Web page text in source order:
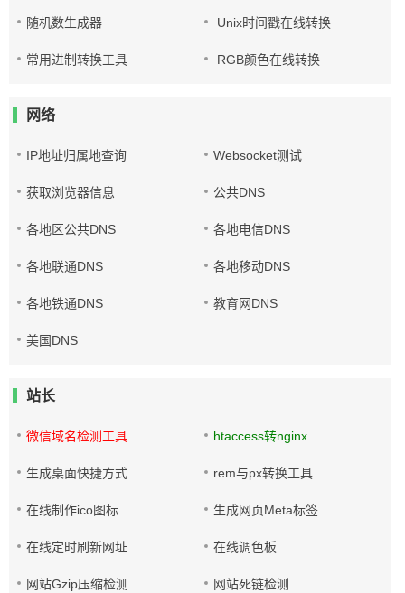
随机数生成器 Unix时间戳在线转换
常用进制转换工具 RGB颜色在线转换
网络
IP地址归属地查询 Websocket测试
获取浏览器信息 公共DNS
各地区公共DNS 各地电信DNS
各地联通DNS 各地移动DNS
各地铁通DNS 教育网DNS
美国DNS
站长
微信域名检测工具 htaccess转nginx
生成桌面快捷方式 rem与px转换工具
在线制作ico图标 生成网页Meta标签
在线定时刷新网址 在线调色板
网站Gzip压缩检测 网站死链检测